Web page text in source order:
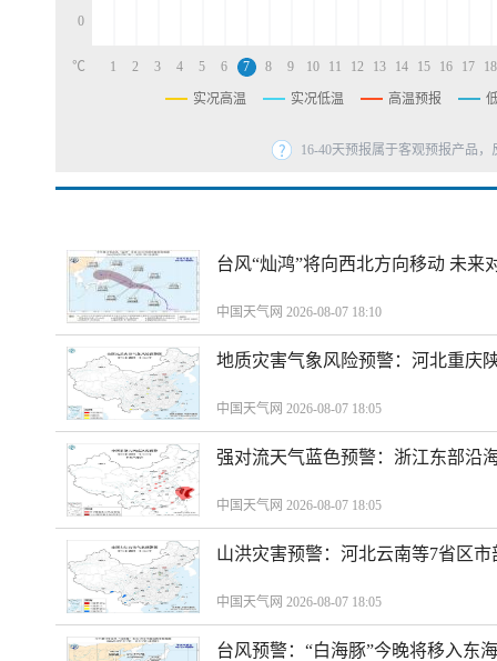
0
1 2 3 4 5 6 7 8 9 10 11 12 13 14 15 16 17 18
℃
实况高温 实况低温 高温预报
16-40天预报属于客观预报产品
台风“灿鸿”将向西北方向移动 未来
中国天气网 2026-08-07 18:10
地质灾害气象风险预警：河北重庆
中国天气网 2026-08-07 18:05
强对流天气蓝色预警：浙江东部沿
中国天气网 2026-08-07 18:05
山洪灾害预警：河北云南等7省区
中国天气网 2026-08-07 18:05
台风预警：“白海豚”今晚将移入东